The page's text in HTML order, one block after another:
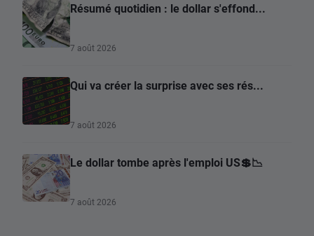
Résumé quotidien : le dollar s'effond...
7 août 2026
Qui va créer la surprise avec ses rés...
7 août 2026
Le dollar tombe après l'emploi US💲📉
7 août 2026